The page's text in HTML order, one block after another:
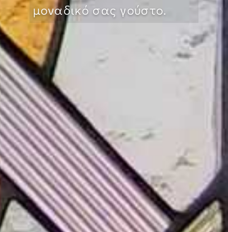
μοναδικό σας γούστο.